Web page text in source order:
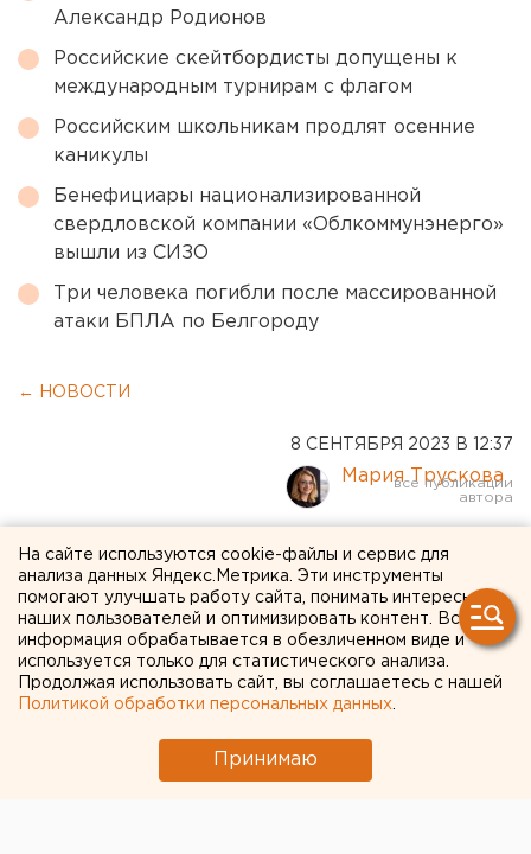
Александр Родионов
Российские скейтбордисты допущены к
международным турнирам с флагом
Российским школьникам продлят осенние
каникулы
Бенефициары национализированной
свердловской компании «Облкоммунэнерго»
вышли из СИЗО
Три человека погибли после массированной
атаки БПЛА по Белгороду
← НОВОСТИ
8 СЕНТЯБРЯ 2023 В 12:37
Мария Трускова
Екатеринбург вошел в
топ-3 по количеству заявок
на международный
конкурс по искусственному
интеллекту
На сайте используются cookie-файлы и сервис для
анализа данных Яндекс.Метрика. Эти инструменты
помогают улучшать работу сайта, понимать интересы
наших пользователей и оптимизировать контент. Вся
информация обрабатывается в обезличенном виде и
используется только для статистического анализа.
Продолжая использовать сайт, вы соглашаетесь с нашей
Политикой обработки персональных данных
Принимаю